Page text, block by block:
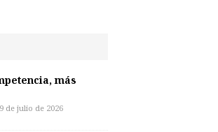
más
de julio de 2026